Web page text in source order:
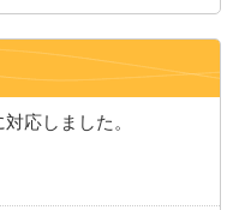
応しました。